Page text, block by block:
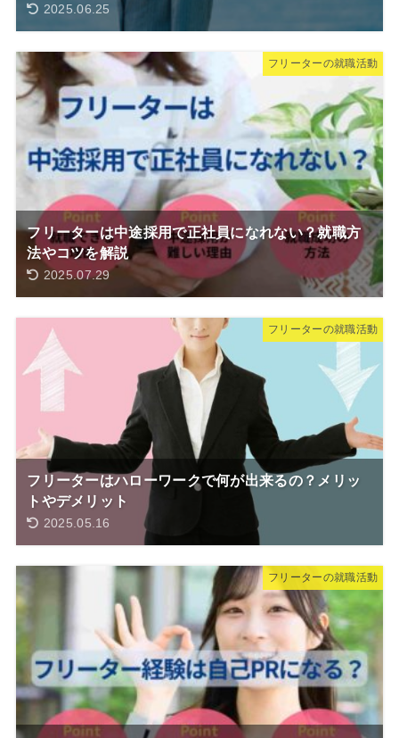
2025.06.25
フリーターの就職活動
フリーターは中途採用で正社員になれない？就職方
法やコツを解説
2025.07.29
フリーターの就職活動
フリーターはハローワークで何が出来るの？メリッ
トやデメリット
2025.05.16
フリーターの就職活動